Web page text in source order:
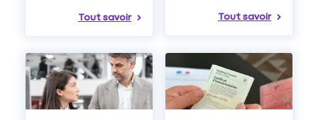
Tout savoir Tout savoir